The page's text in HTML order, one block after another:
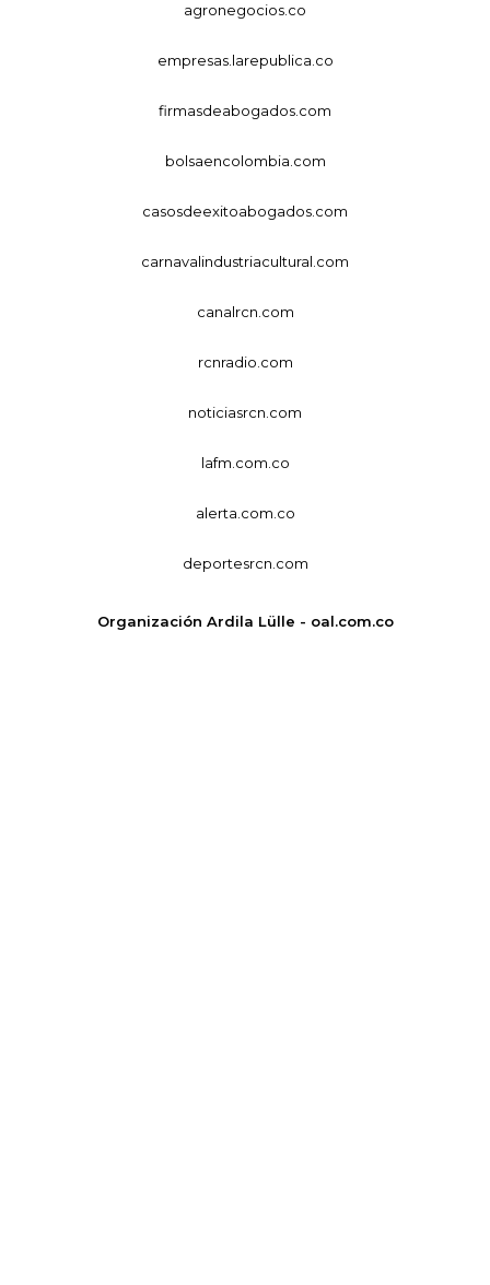
agronegocios.co
empresas.larepublica.co
firmasdeabogados.com
bolsaencolombia.com
casosdeexitoabogados.com
carnavalindustriacultural.com
canalrcn.com
rcnradio.com
noticiasrcn.com
lafm.com.co
alerta.com.co
deportesrcn.com
Organización Ardila Lülle - oal.com.co